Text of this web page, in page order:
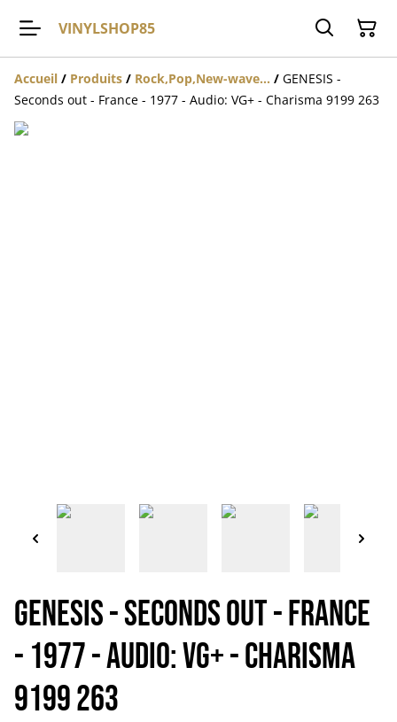
VINYLSHOP85
Accueil / Produits / Rock,Pop,New-wave... / GENESIS -
Seconds out - France - 1977 - Audio: VG+ - Charisma 9199 263
GENESIS - Seconds out - France
- 1977 - Audio: VG+ - Charisma
9199 263